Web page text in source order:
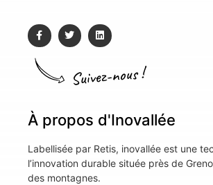
Suivez-nous !
À propos d'Inovallée
Labellisée par Retis, inovallée est une
l’innovation durable située près de
des montagnes.